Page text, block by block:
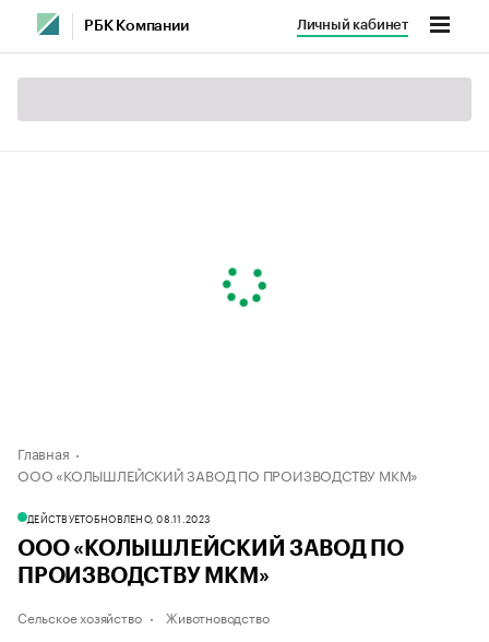
РБК Компании Личный кабинет
Главная
ООО «КОЛЫШЛЕЙСКИЙ ЗАВОД ПО ПРОИЗВОДСТВУ МКМ»
ДЕЙСТВУЕТОБНОВЛЕНО, 08.11.2023
ООО «КОЛЫШЛЕЙСКИЙ ЗАВОД ПО
ПРОИЗВОДСТВУ МКМ»
Сельское хозяйство Животноводство